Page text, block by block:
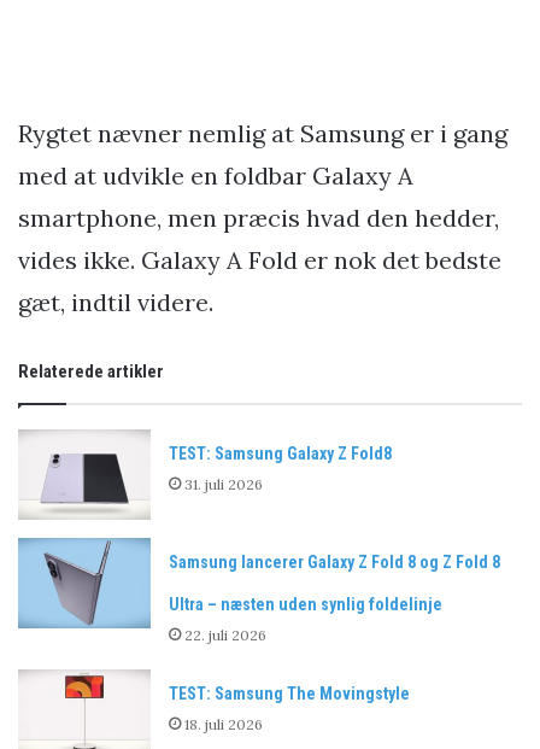
Rygtet nævner nemlig at Samsung er i gang
med at udvikle en foldbar Galaxy A
smartphone, men præcis hvad den hedder,
vides ikke. Galaxy A Fold er nok det bedste
gæt, indtil videre.
Relaterede artikler
TEST: Samsung Galaxy Z Fold8
31. juli 2026
Samsung lancerer Galaxy Z Fold 8 og Z Fold 8
Ultra – næsten uden synlig foldelinje
22. juli 2026
TEST: Samsung The Movingstyle
18. juli 2026